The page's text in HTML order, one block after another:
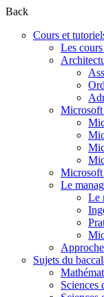
Back
Cours et
Les
Le
Le
Sujets du
Sciences